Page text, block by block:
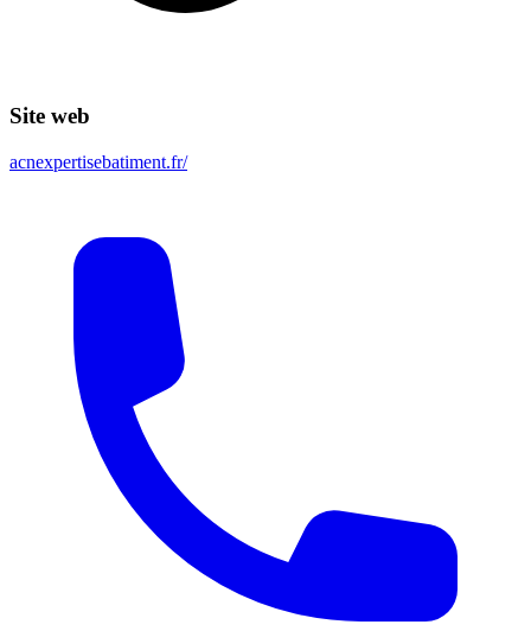
Site web
acnexpertisebatiment.fr/